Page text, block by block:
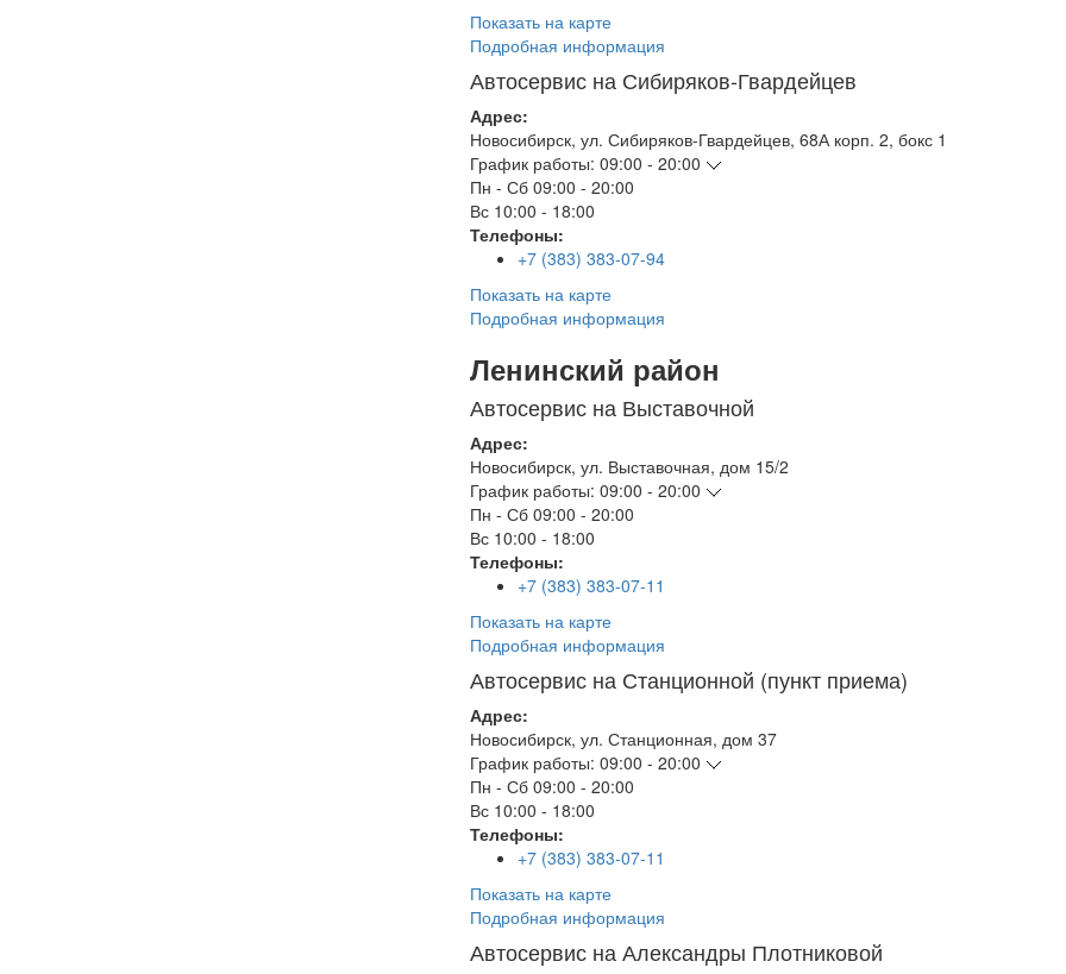
Показать на карте
Подробная информация
Автосервис на Сибиряков-Гвардейцев
Адрес:
Новосибирск, ул. Сибиряков-Гвардейцев, 68А корп. 2, бокс 1
График работы: 09:00 - 20:00
Пн - Сб 09:00 - 20:00
Вс 10:00 - 18:00
Телефоны:
+7 (383) 383-07-94
Показать на карте
Подробная информация
Ленинский район
Автосервис на Выставочной
Адрес:
Новосибирск, ул. Выставочная, дом 15/2
График работы: 09:00 - 20:00
Пн - Сб 09:00 - 20:00
Вс 10:00 - 18:00
Телефоны:
+7 (383) 383-07-11
Показать на карте
Подробная информация
Автосервис на Станционной (пункт приема)
Адрес:
Новосибирск, ул. Станционная, дом 37
График работы: 09:00 - 20:00
Пн - Сб 09:00 - 20:00
Вс 10:00 - 18:00
Телефоны:
+7 (383) 383-07-11
Показать на карте
Подробная информация
Автосервис на Александры Плотниковой